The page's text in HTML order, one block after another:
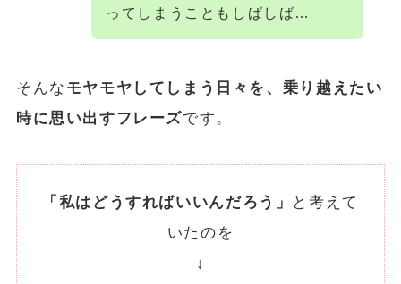
ってしまうこともしばしば…
そんな モヤモヤしてしまう日々を、乗り越えたい
時に思い出すフレーズです。
「私はどうすればいいんだろう」
と考えて
いたのを
↓